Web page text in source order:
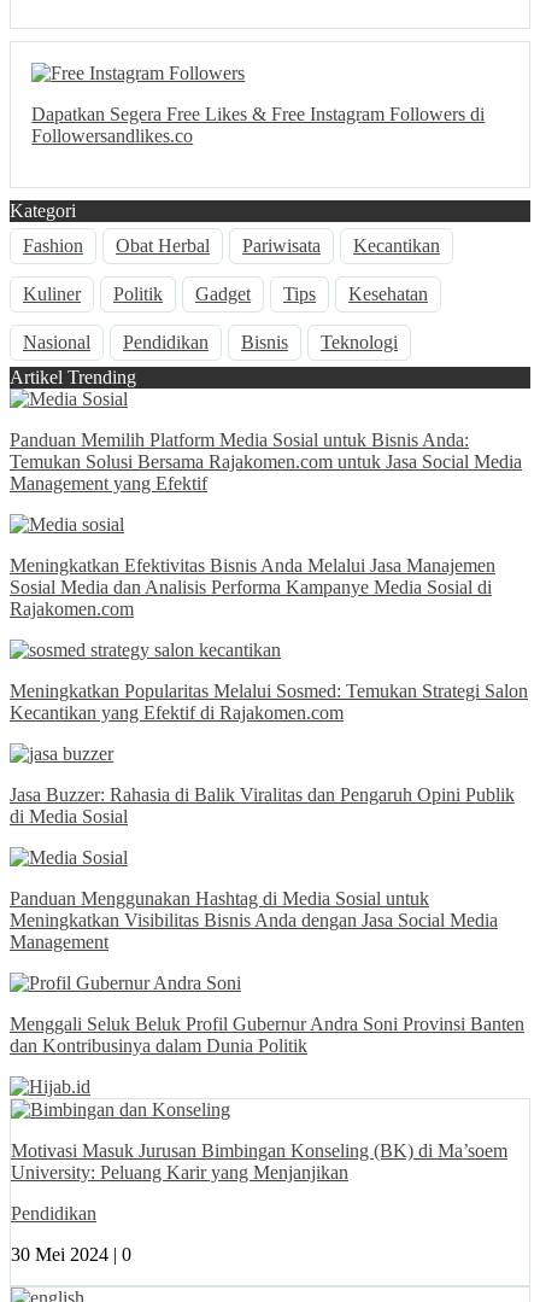
Dapatkan Segera Free Likes & Free Instagram Followers di
Followersandlikes.co
Kategori
Fashion
Obat Herbal Pariwisata Kecantikan
Kuliner Politik Gadget Tips Kesehatan
Nasional Pendidikan Bisnis
Teknologi
Artikel Trending
Panduan Memilih Platform Media Sosial untuk Bisnis Anda:
Temukan Solusi Bersama Rajakomen.com untuk Jasa Social Media
Management yang Efektif
Meningkatkan Efektivitas Bisnis Anda Melalui Jasa Manajemen
Sosial Media dan Analisis Performa Kampanye Media Sosial di
Rajakomen.com
Meningkatkan Popularitas Melalui Sosmed: Temukan Strategi Salon
Kecantikan yang Efektif di Rajakomen.com
Jasa Buzzer: Rahasia di Balik Viralitas dan Pengaruh Opini Publik
di Media Sosial
Panduan Menggunakan Hashtag di Media Sosial untuk
Meningkatkan Visibilitas Bisnis Anda dengan Jasa Social Media
Management
Menggali Seluk Beluk Profil Gubernur Andra Soni Provinsi Banten
dan Kontribusinya dalam Dunia Politik
Motivasi Masuk Jurusan Bimbingan Konseling (BK) di Ma’soem
University: Peluang Karir yang Menjanjikan
Pendidikan
30 Mei 2024 | 0